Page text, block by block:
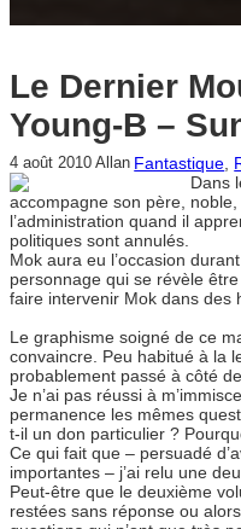
Le Dernier
Young-B –
4 août 2010 Allan Fantastique,
Dans
accompagne son père,
l’administration quand il
politiques sont annulés.
Mok aura eu l’occasion
personnage qui se révèle
faire intervenir Mok dans des
Le graphisme soigné de ce
convaincre. Peu habitué à la
probablement passé à côté
Je n’ai pas réussi à
permanence les mêmes
t-il un don particulier ?
Ce qui fait que – persuadé
importantes – j’ai relu une
Peut-être que le deuxième
restées sans réponse ou